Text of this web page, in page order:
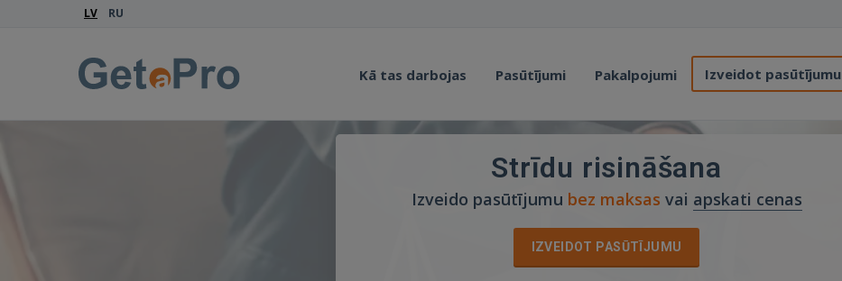
LV RU
Kā tas darbojas Pasūtījumi Pakalpojumi Izveidot pasūtījumu
Strīdu risināšana
Izveido pasūtījumu bez maksas vai apskati cenas
IZVEIDOT PASŪTĪJUMU